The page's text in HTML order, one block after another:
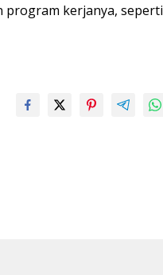
program kerjanya, seperti